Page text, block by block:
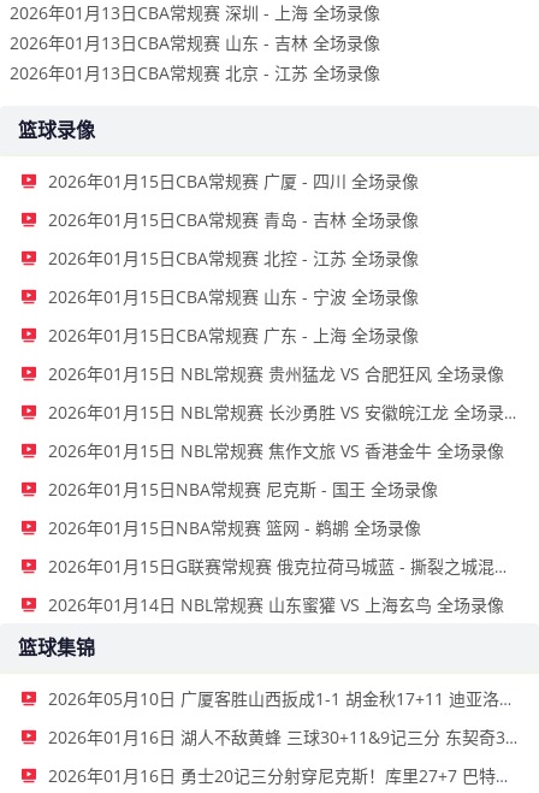
2026年01月13日CBA常规赛 深圳 - 上海 全场录像
2026年01月13日CBA常规赛 山东 - 吉林 全场录像
2026年01月13日CBA常规赛 北京 - 江苏 全场录像
篮球录像
2026年01月15日CBA常规赛 广厦 - 四川 全场录像
2026年01月15日CBA常规赛 青岛 - 吉林 全场录像
2026年01月15日CBA常规赛 北控 - 江苏 全场录像
2026年01月15日CBA常规赛 山东 - 宁波 全场录像
2026年01月15日CBA常规赛 广东 - 上海 全场录像
2026年01月15日 NBL常规赛 贵州猛龙 VS 合肥狂风 全场录像
2026年01月15日 NBL常规赛 长沙勇胜 VS 安徽皖江龙 全场录像
2026年01月15日 NBL常规赛 焦作文旅 VS 香港金牛 全场录像
2026年01月15日NBA常规赛 尼克斯 - 国王 全场录像
2026年01月15日NBA常规赛 篮网 - 鹈鹕 全场录像
2026年01月15日G联赛常规赛 俄克拉荷马城蓝 - 撕裂之城混音 全场录像
2026年01月14日 NBL常规赛 山东蜜獾 VS 上海玄鸟 全场录像
篮球集锦
2026年05月10日 广厦客胜山西扳成1-1 胡金秋17+11 迪亚洛关键上篮不中
2026年01月16日 湖人不敌黄蜂 三球30+11&9记三分 东契奇39分 詹姆斯29+9+6
2026年01月16日 勇士20记三分射穿尼克斯！库里27+7 巴特勒32+8 穆迪三分9中7